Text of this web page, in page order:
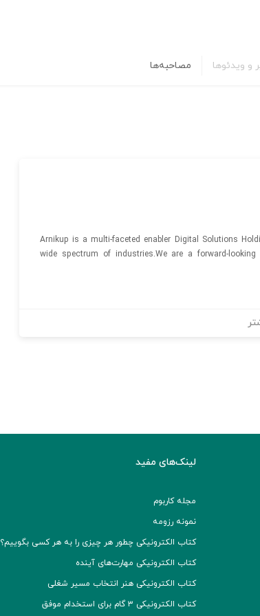
و ویدئوها مصاحبه‌ها
Arnikup is a multi-faceted enabler Digital Solutions
wide spectrum of industries.We are a forward-
لینک‌های مفید
مجله کاربوم
نمونه رزومه
کتاب الکترونیکی چطور هر چیزی را به هر کسی بگوییم؟
کتاب الکترونیکی مهارت‌های آینده
کتاب الکترونیکی هنر انتخاب مسیر شغلی
کتاب الکترونیکی ۳ گام برای استخدام موفق